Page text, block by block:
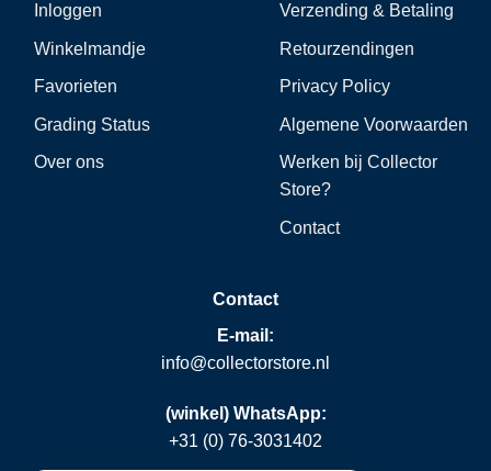
Inloggen
Winkelmandje
Favorieten
Grading Status
Over ons
Verzending & Betaling
Retourzendingen
Privacy Policy
Algemene Voorwaarden
Werken bij Collector
Store?
Contact
Contact
E-mail:
info@collectorstore.nl
(winkel) WhatsApp:
+31 (0) 76-3031402